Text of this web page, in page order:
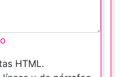
HTML.